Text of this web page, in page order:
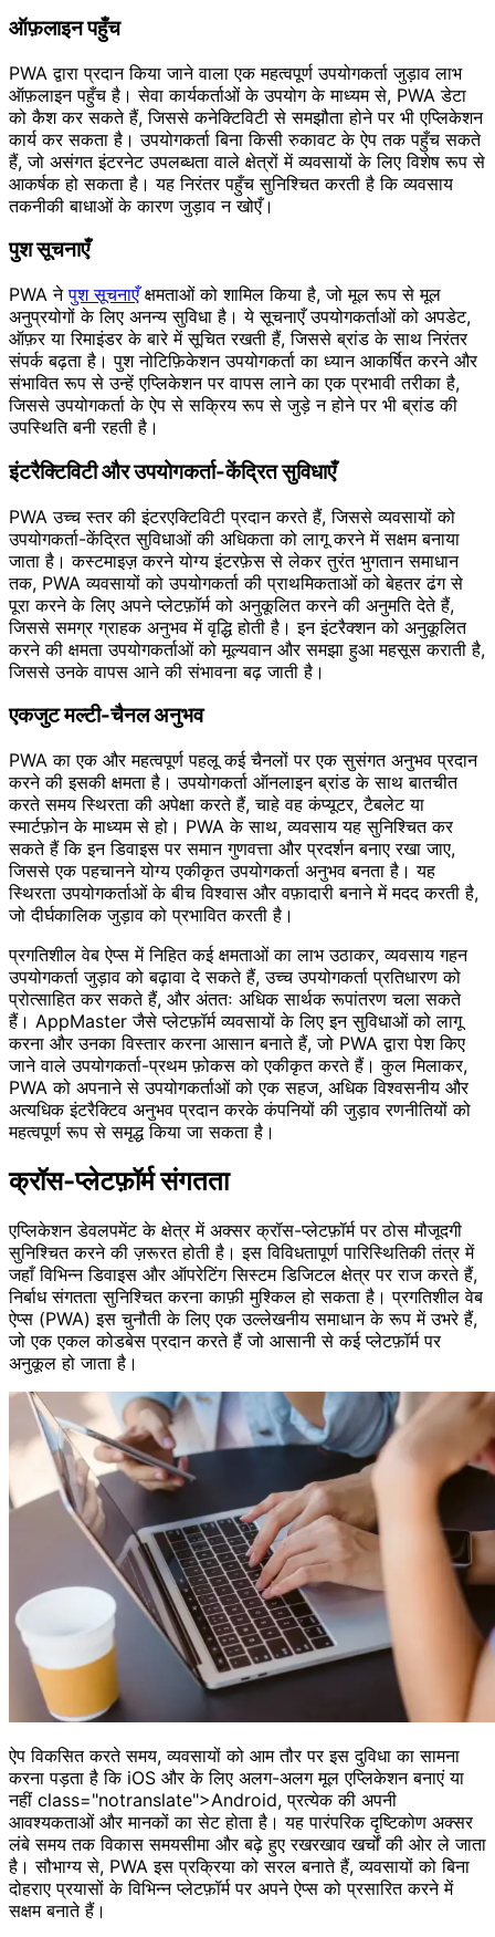
ऑफ़लाइन पहुँच
PWA द्वारा प्रदान किया जाने वाला एक महत्वपूर्ण उपयोगकर्ता जुड़ाव लाभ
ऑफ़लाइन पहुँच है। सेवा कार्यकर्ताओं के उपयोग के माध्यम से, PWA डेटा
को कैश कर सकते हैं, जिससे कनेक्टिविटी से समझौता होने पर भी एप्लिकेशन
कार्य कर सकता है। उपयोगकर्ता बिना किसी रुकावट के ऐप तक पहुँच सकते
हैं, जो असंगत इंटरनेट उपलब्धता वाले क्षेत्रों में व्यवसायों के लिए विशेष रूप से
आकर्षक हो सकता है। यह निरंतर पहुँच सुनिश्चित करती है कि व्यवसाय
तकनीकी बाधाओं के कारण जुड़ाव न खोएँ।
पुश सूचनाएँ
PWA नेपुश सूचनाएँक्षमताओं को शामिल किया है, जो मूल रूप से मूल
अनुप्रयोगों के लिए अनन्य सुविधा है। ये सूचनाएँ उपयोगकर्ताओं को अपडेट,
ऑफ़र या रिमाइंडर के बारे में सूचित रखती हैं, जिससे ब्रांड के साथ निरंतर
संपर्क बढ़ता है। पुश नोटिफ़िकेशन उपयोगकर्ता का ध्यान आकर्षित करने और
संभावित रूप से उन्हें एप्लिकेशन पर वापस लाने का एक प्रभावी तरीका है,
जिससे उपयोगकर्ता के ऐप से सक्रिय रूप से जुड़े न होने पर भी ब्रांड की
उपस्थिति बनी रहती है।
इंटरैक्टिविटी और उपयोगकर्ता-केंद्रित सुविधाएँ
PWA उच्च स्तर की इंटरएक्टिविटी प्रदान करते हैं, जिससे व्यवसायों को
उपयोगकर्ता-केंद्रित सुविधाओं की अधिकता को लागू करने में सक्षम बनाया
जाता है। कस्टमाइज़ करने योग्य इंटरफ़ेस से लेकर तुरंत भुगतान समाधान
तक, PWA व्यवसायों को उपयोगकर्ता की प्राथमिकताओं को बेहतर ढंग से
पूरा करने के लिए अपने प्लेटफ़ॉर्म को अनुकूलित करने की अनुमति देते हैं,
जिससे समग्र ग्राहक अनुभव में वृद्धि होती है। इन इंटरैक्शन को अनुकूलित
करने की क्षमता उपयोगकर्ताओं को मूल्यवान और समझा हुआ महसूस कराती है,
जिससे उनके वापस आने की संभावना बढ़ जाती है।
एकजुट मल्टी-चैनल अनुभव
PWA का एक और महत्वपूर्ण पहलू कई चैनलों पर एक सुसंगत अनुभव प्रदान
करने की इसकी क्षमता है। उपयोगकर्ता ऑनलाइन ब्रांड के साथ बातचीत
करते समय स्थिरता की अपेक्षा करते हैं, चाहे वह कंप्यूटर, टैबलेट या
स्मार्टफ़ोन के माध्यम से हो। PWA के साथ, व्यवसाय यह सुनिश्चित कर
सकते हैं कि इन डिवाइस पर समान गुणवत्ता और प्रदर्शन बनाए रखा जाए,
जिससे एक पहचानने योग्य एकीकृत उपयोगकर्ता अनुभव बनता है। यह
स्थिरता उपयोगकर्ताओं के बीच विश्वास और वफ़ादारी बनाने में मदद करती है,
जो दीर्घकालिक जुड़ाव को प्रभावित करती है।
प्रगतिशील वेब ऐप्स में निहित कई क्षमताओं का लाभ उठाकर, व्यवसाय गहन
उपयोगकर्ता जुड़ाव को बढ़ावा दे सकते हैं, उच्च उपयोगकर्ता प्रतिधारण को
प्रोत्साहित कर सकते हैं, और अंततः अधिक सार्थक रूपांतरण चला सकते
हैं। AppMaster जैसे प्लेटफ़ॉर्म व्यवसायों के लिए इन सुविधाओं को लागू
करना और उनका विस्तार करना आसान बनाते हैं, जो PWA द्वारा पेश किए
जाने वाले उपयोगकर्ता-प्रथम फ़ोकस को एकीकृत करते हैं। कुल मिलाकर,
PWA को अपनाने से उपयोगकर्ताओं को एक सहज, अधिक विश्वसनीय और
अत्यधिक इंटरैक्टिव अनुभव प्रदान करके कंपनियों की जुड़ाव रणनीतियों को
महत्वपूर्ण रूप से समृद्ध किया जा सकता है।
क्रॉस-प्लेटफ़ॉर्म संगतता
एप्लिकेशन डेवलपमेंट के क्षेत्र में अक्सर क्रॉस-प्लेटफ़ॉर्म पर ठोस मौजूदगी
सुनिश्चित करने की ज़रूरत होती है। इस विविधतापूर्ण पारिस्थितिकी तंत्र में
जहाँ विभिन्न डिवाइस और ऑपरेटिंग सिस्टम डिजिटल क्षेत्र पर राज करते हैं,
निर्बाध संगतता सुनिश्चित करना काफ़ी मुश्किल हो सकता है। प्रगतिशील वेब
ऐप्स (PWA) इस चुनौती के लिए एक उल्लेखनीय समाधान के रूप में उभरे हैं,
जो एक एकल कोडबेस प्रदान करते हैं जो आसानी से कई प्लेटफ़ॉर्म पर
अनुकूल हो जाता है।
ऐप विकसित करते समय, व्यवसायों को आम तौर पर इस दुविधा का सामना
करना पड़ता है कि iOS और के लिए अलग-अलग मूल एप्लिकेशन बनाएं या
नहीं class="notranslate">Android, प्रत्येक की अपनी
आवश्यकताओं और मानकों का सेट होता है। यह पारंपरिक दृष्टिकोण अक्सर
लंबे समय तक विकास समयसीमा और बढ़े हुए रखरखाव खर्चों की ओर ले जाता
है। सौभाग्य से, PWA इस प्रक्रिया को सरल बनाते हैं, व्यवसायों को बिना
दोहराए प्रयासों के विभिन्न प्लेटफ़ॉर्म पर अपने ऐप्स को प्रसारित करने में
सक्षम बनाते हैं।